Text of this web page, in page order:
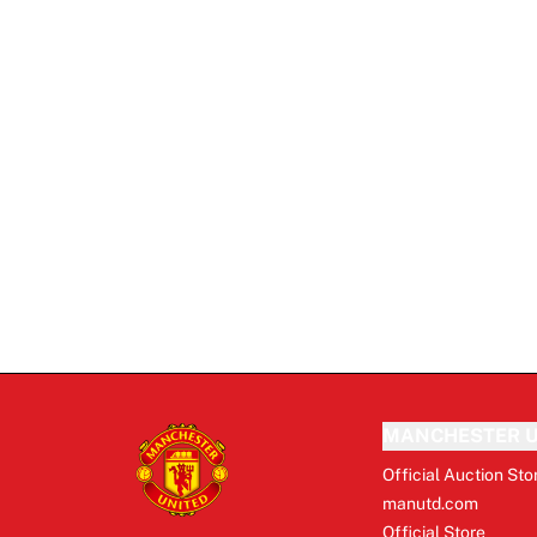
Official Auction
manutd.com
Official Store